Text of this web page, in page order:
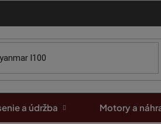
a údržba Motory a